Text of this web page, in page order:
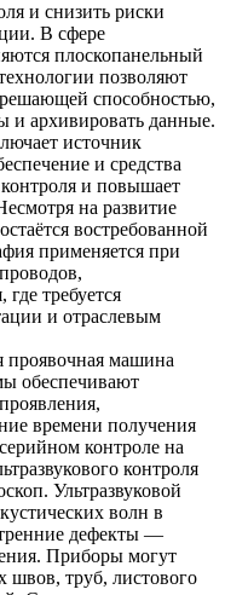
и снизить риски
В сфере
плоскопанельный
позволяют
способностью,
и архивировать данные.
источник
и средства
и повышает
на развитие
востребованной
применяется при
требуется
и отраслевым
проявочная машина
обеспечивают
времени получения
контроле на
контроля
Ультразвуковой
волн в
дефекты —
Приборы могут
швов, труб, листового